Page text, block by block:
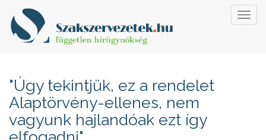
"Úgy tekintjük, ez a rendelet
Alaptörvény-ellenes, nem
vagyunk hajlandóak ezt így